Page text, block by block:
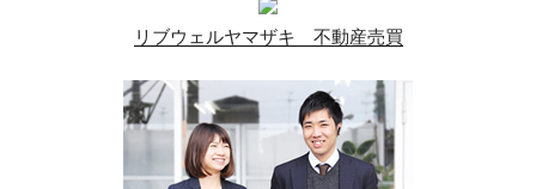
リブウェルヤマザキ 不動産売買